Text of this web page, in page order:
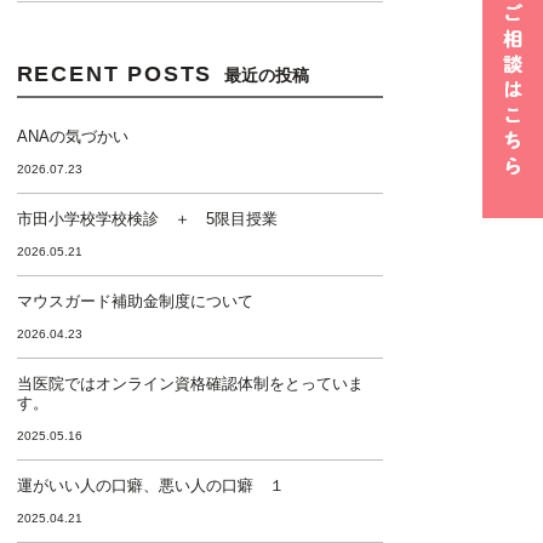
RECENT POSTS 最近の投稿
ANAの気づかい
2026.07.23
市田小学校学校検診 ＋ 5限目授業
2026.05.21
マウスガード補助金制度について
2026.04.23
当医院ではオンライン資格確認体制をとっていま
す。
2025.05.16
運がいい人の口癖、悪い人の口癖 １
2025.04.21